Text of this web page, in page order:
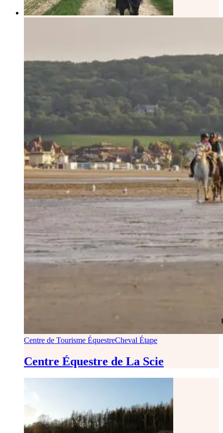
Centre de Tourisme ÉquestreCheval Étape
Centre Équestre de La Scie